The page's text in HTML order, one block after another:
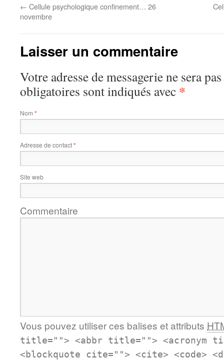
← Cellule psychologique confinement… 26
novembre
Laisser un commentaire
Votre adresse de messagerie ne sera
obligatoires sont indiqués avec *
Nom *
Adresse de contact*
Site web
Commentaire
Vous pouvez utiliser ces balises et attributs
title=""> <abbr title=""> <acronym
<blockquote cite=""> <cite> <code>